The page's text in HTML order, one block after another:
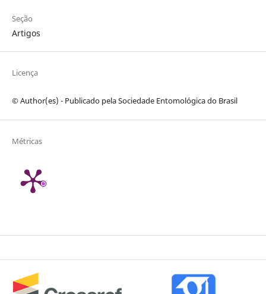
Seção
Artigos
Licença
© Author(es) - Publicado pela Sociedade Entomológica do Brasil
Métricas